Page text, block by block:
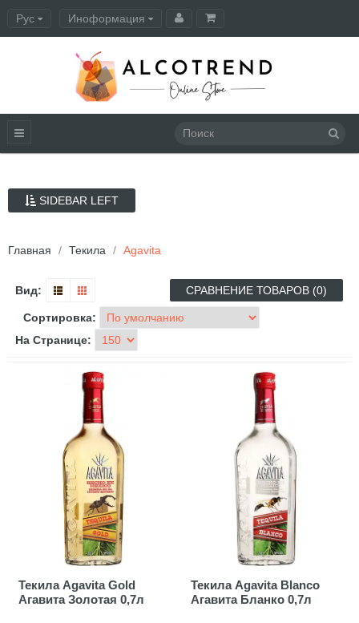
Рус Иноформация
SIDEBAR LEFT
Главная Текила Agavita
Вид: СРАВНЕНИЕ ТОВАРОВ (0)
Сортировка:
На Странице:
Текила Agavita Gold
Агавита Золотая 0,7л
Текила Agavita Blanco
Агавита Бланко 0,7л